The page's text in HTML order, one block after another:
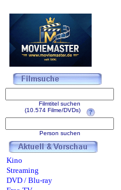
Filmtitel suchen
(10.574 Filme/DVDs)
Person suchen
Kino
Streaming
DVD / Blu-ray